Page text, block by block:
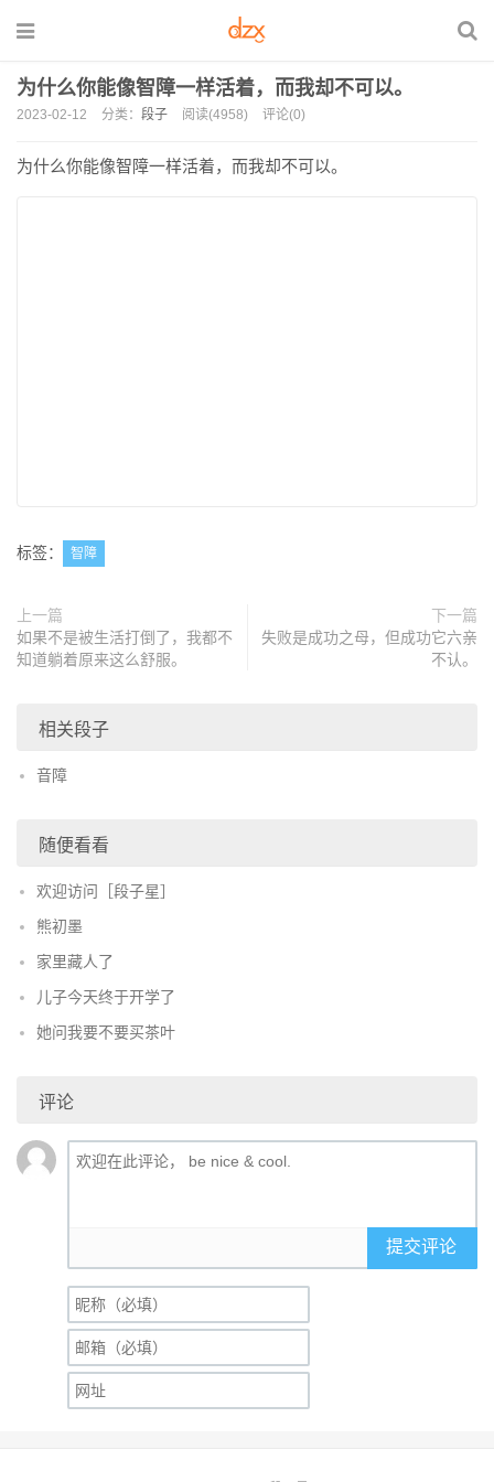
为什么你能像智障一样活着，而我却不可以。
2023-02-12 分类： 段子 阅读(4958) 评论(0)
为什么你能像智障一样活着，而我却不可以。
标签： 智障
上一篇
如果不是被生活打倒了，我都不
知道躺着原来这么舒服。
下一篇
失败是成功之母，但成功它六亲
不认。
相关段子
音障
随便看看
欢迎访问［段子星］
熊初墨
家里藏人了
儿子今天终于开学了
她问我要不要买茶叶
评论
提交评论